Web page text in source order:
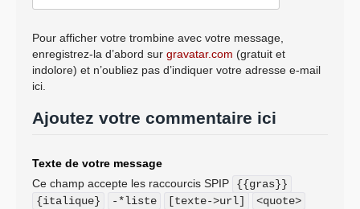
Pour afficher votre trombine avec votre message,
enregistrez-la d’abord sur gravatar.com (gratuit et
indolore) et n’oubliez pas d’indiquer votre adresse e-mail
ici.
Ajoutez votre commentaire ici
Texte de votre message
Ce champ accepte les raccourcis SPIP
{{gras}}
{italique}
-*liste [texte->url]
<quote>